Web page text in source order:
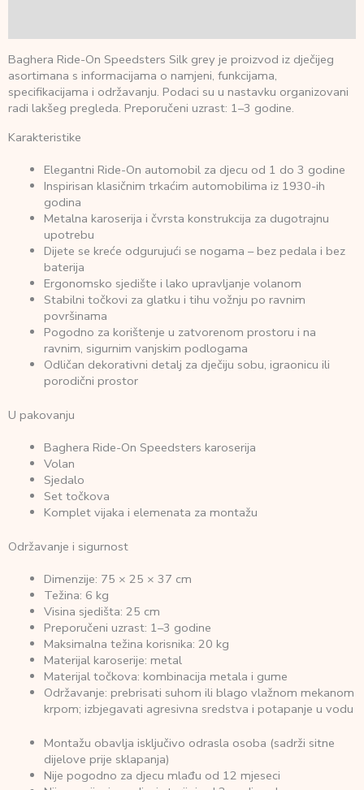
Baghera Ride-On Speedsters Silk grey je proizvod iz dječijeg
asortimana s informacijama o namjeni, funkcijama,
specifikacijama i održavanju. Podaci su u nastavku organizovani
radi lakšeg pregleda. Preporučeni uzrast: 1–3 godine.
Karakteristike
Elegantni Ride-On automobil za djecu od 1 do 3 godine
Inspirisan klasičnim trkaćim automobilima iz 1930-ih
godina
Metalna karoserija i čvrsta konstrukcija za dugotrajnu
upotrebu
Dijete se kreće odgurujući se nogama – bez pedala i bez
baterija
Ergonomsko sjedište i lako upravljanje volanom
Stabilni točkovi za glatku i tihu vožnju po ravnim
površinama
Pogodno za korištenje u zatvorenom prostoru i na
ravnim, sigurnim vanjskim podlogama
Odličan dekorativni detalj za dječiju sobu, igraonicu ili
porodični prostor
U pakovanju
Baghera Ride-On Speedsters karoserija
Volan
Sjedalo
Set točkova
Komplet vijaka i elemenata za montažu
Održavanje i sigurnost
Dimenzije: 75 × 25 × 37 cm
Težina: 6 kg
Visina sjedišta: 25 cm
Preporučeni uzrast: 1–3 godine
Maksimalna težina korisnika: 20 kg
Materijal karoserije: metal
Materijal točkova: kombinacija metala i gume
Održavanje: prebrisati suhom ili blago vlažnom mekanom
krpom; izbjegavati agresivna sredstva i potapanje u vodu
Montažu obavlja isključivo odrasla osoba (sadrži sitne
dijelove prije sklapanja)
Nije pogodno za djecu mlađu od 12 mjeseci